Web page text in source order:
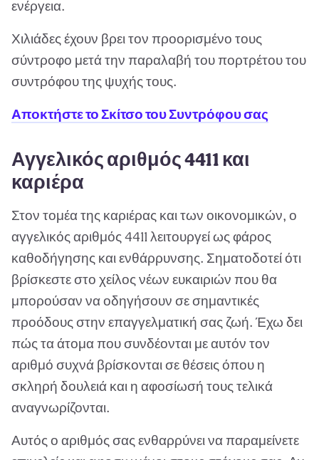
ενέργεια.
Χιλιάδες έχουν βρει τον προορισμένο τους
σύντροφο μετά την παραλαβή του πορτρέτου του
συντρόφου της ψυχής τους.
Αποκτήστε το Σκίτσο του Συντρόφου σας
Αγγελικός αριθμός 4411 και
καριέρα
Στον τομέα της καριέρας και των οικονομικών, ο
αγγελικός αριθμός 4411 λειτουργεί ως φάρος
καθοδήγησης και ενθάρρυνσης. Σηματοδοτεί ότι
βρίσκεστε στο χείλος νέων ευκαιριών που θα
μπορούσαν να οδηγήσουν σε σημαντικές
προόδους στην επαγγελματική σας ζωή. Έχω δει
πώς τα άτομα που συνδέονται με αυτόν τον
αριθμό συχνά βρίσκονται σε θέσεις όπου η
σκληρή δουλειά και η αφοσίωσή τους τελικά
αναγνωρίζονται.
Αυτός ο αριθμός σας ενθαρρύνει να παραμείνετε